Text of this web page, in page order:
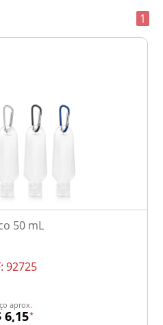
1
50 mL
92725
aprox.
6,15*